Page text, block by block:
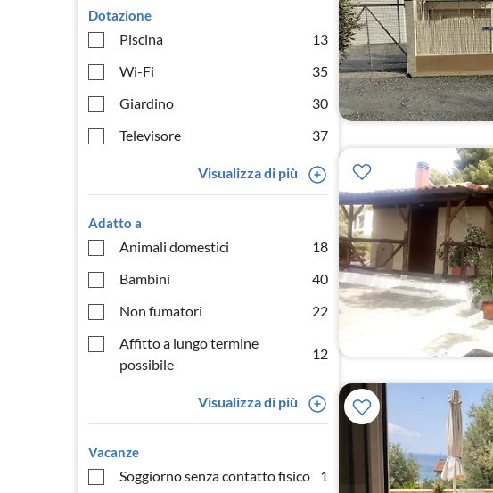
Dotazione
Piscina
13
Wi-Fi
35
Giardino
30
Televisore
37
Visualizza di più
Adatto a
Animali domestici
18
Bambini
40
Non fumatori
22
Affitto a lungo termine
possibile
12
Visualizza di più
Vacanze
Soggiorno senza contatto fisico
1